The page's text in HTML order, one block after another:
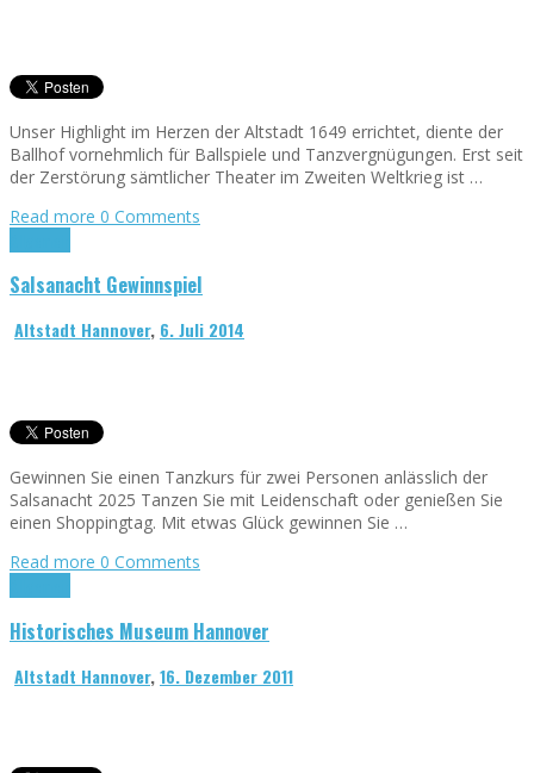
Unser Highlight im Herzen der Altstadt 1649 errichtet, diente der
Ballhof vornehmlich für Ballspiele und Tanzvergnügungen. Erst seit
der Zerstörung sämtlicher Theater im Zweiten Weltkrieg ist …
Read more 0 Comments
Salsanacht Gewinnspiel
Altstadt Hannover, 6. Juli 2014
Gewinnen Sie einen Tanzkurs für zwei Personen anlässlich der
Salsanacht 2025 Tanzen Sie mit Leidenschaft oder genießen Sie
einen Shoppingtag. Mit etwas Glück gewinnen Sie …
Read more 0 Comments
Historisches Museum Hannover
Altstadt Hannover,16. Dezember 2011